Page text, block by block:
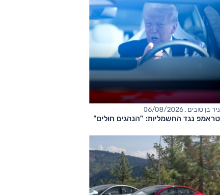
ניר בן טובים , 06/08/2026
טראמפ נגד החשמליות: "הנהגים חולים"